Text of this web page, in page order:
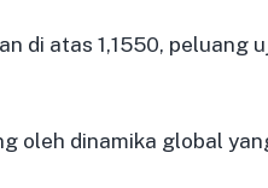
di atas 1,1550, peluang
oleh dinamika global